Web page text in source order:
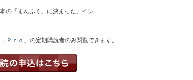
の「まんぷく」に決まった。イン……
Ｐｒｏ」 の定期購読者のみ閲覧できます。